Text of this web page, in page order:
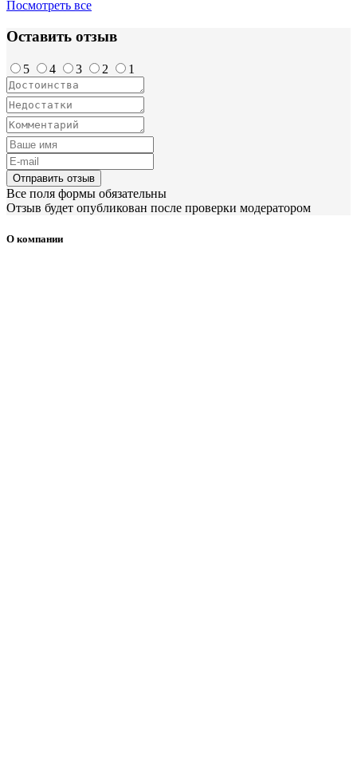
Посмотреть все
Оставить отзыв
5 4 3 2 1
Отправить отзыв
Все поля формы обязательны
Отзыв будет опубликован после проверки модератором
О компании